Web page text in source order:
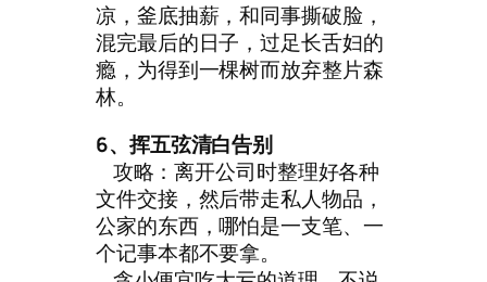
凉，釜底抽薪，和同事撕破脸，
混完最后的日子，过足长舌妇的
瘾，为得到一棵树而放弃整片森
林。
6、挥五弦清白告别
攻略：离开公司时整理好各种
文件交接，然后带走私人物品，
公家的东西，哪怕是一支笔、一
个记事本都不要拿。